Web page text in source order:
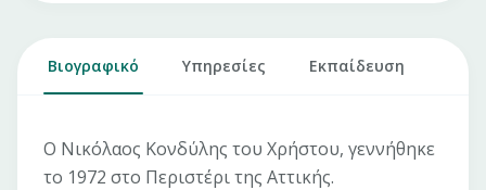
Βιογραφικό Υπηρεσίες Εκπαίδευση
Ο Νικόλαος Κονδύλης του Χρήστου, γεννήθηκε
το 1972 στο Περιστέρι της Αττικής.